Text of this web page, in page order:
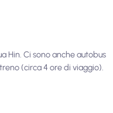
Hin. Ci sono anche autobus
(circa 4 ore di viaggio).